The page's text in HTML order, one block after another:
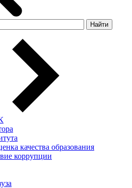
Найти
качества образования
коррупции